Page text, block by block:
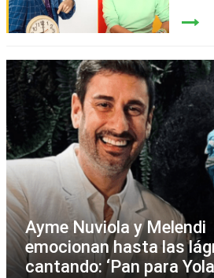
Ayme Nuviola y Melendi
emocionan hasta las
cantando: ‘Pan para